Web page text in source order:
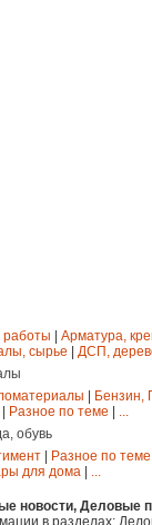
Арматура,
сырье
ДСП,
Бензин,
Разное по теме
...
обувь
Разное по теме
для дома ...
новости, Деловые
в разделах: